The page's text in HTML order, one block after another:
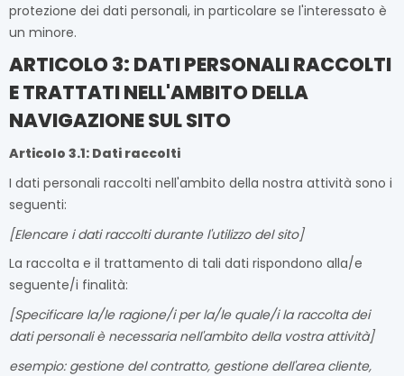
protezione dei dati personali, in particolare se l'interessato è
un minore.
ARTICOLO 3: DATI PERSONALI RACCOLTI
E TRATTATI NELL'AMBITO DELLA
NAVIGAZIONE SUL SITO
Articolo 3.1: Dati raccolti
I dati personali raccolti nell'ambito della nostra attività sono i
seguenti:
[Elencare i dati raccolti durante l'utilizzo del sito]
La raccolta e il trattamento di tali dati rispondono alla/e
seguente/i finalità:
[Specificare la/le ragione/i per la/le quale/i la raccolta dei
dati personali è necessaria nell'ambito della vostra attività]
esempio: gestione del contratto, gestione dell'area cliente,